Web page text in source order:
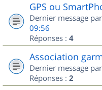
GPS ou
Dernier message par
09:56
Réponses : 4
Association
Dernier message par
Réponses : 2